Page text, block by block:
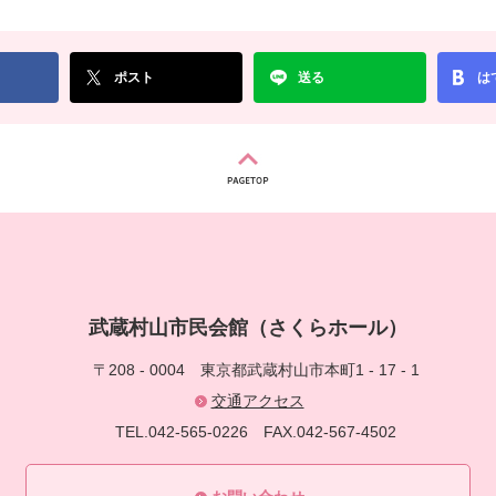
ポスト 送る は
武蔵村山市民会館（さくらホール）
〒208 - 0004 東京都武蔵村山市本町1 - 17 - 1
交通アクセス
TEL.042-565-0226 FAX.042-567-4502